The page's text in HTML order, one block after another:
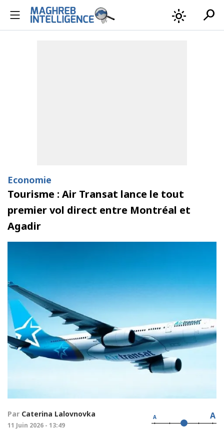
light_mode search
Economie
Tourisme : Air Transat lance le tout
premier vol direct entre Montréal et
Agadir
Par Caterina Lalovnovka
11 Juin 2026 - 13:49
A A